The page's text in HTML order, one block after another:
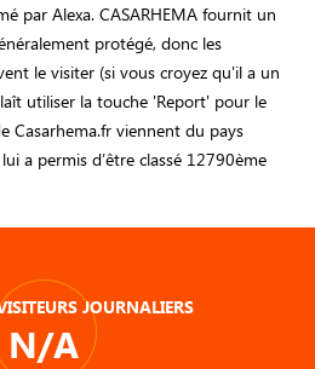
par Alexa. CASARHEMA fournit un
protégé, donc les
le visiter (si vous croyez qu'il a un
utiliser la touche 'Report' pour le
Casarhema.fr viennent du pays
a permis d’être classé 12790ème
JOURNALIERS
N/A